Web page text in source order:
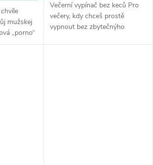
mužskej
„porno“
dvě
Večerní vypínač bez keců Pro
večery, kdy chceš prostě
vypnout bez zbytečnýho